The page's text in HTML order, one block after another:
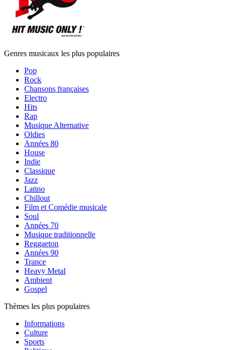
Genres musicaux les plus populaires
Pop
Rock
Chansons françaises
Electro
Hits
Rap
Musique Alternative
Oldies
Années 80
House
Indie
Classique
Jazz
Latino
Chillout
Film et Comédie musicale
Soul
Années 70
Musique traditionnelle
Reggaeton
Années 90
Trance
Heavy Metal
Ambient
Gospel
Thèmes les plus populaires
Informations
Culture
Sports